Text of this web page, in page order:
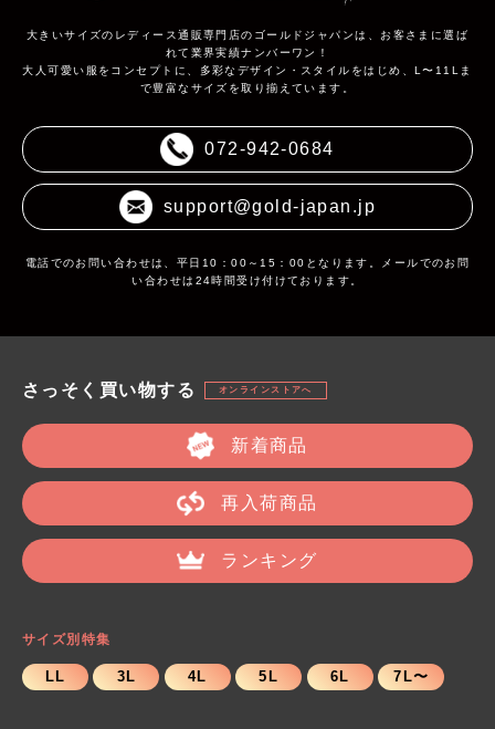
大きいサイズのレディース通販専門店のゴールドジャパンは、お客さまに選ば
れて業界実績ナンバーワン！
大人可愛い服をコンセプトに、多彩なデザイン・スタイルをはじめ、L〜11Lま
で豊富なサイズを取り揃えています。
072-942-0684
support@gold-japan.jp
電話でのお問い合わせは、平日10：00～15：00となります。メールでのお問
い合わせは24時間受け付けております。
さっそく買い物する オンラインストアへ
新着商品
再入荷商品
ランキング
サイズ別特集
LL 3L 4L 5L 6L 7L〜